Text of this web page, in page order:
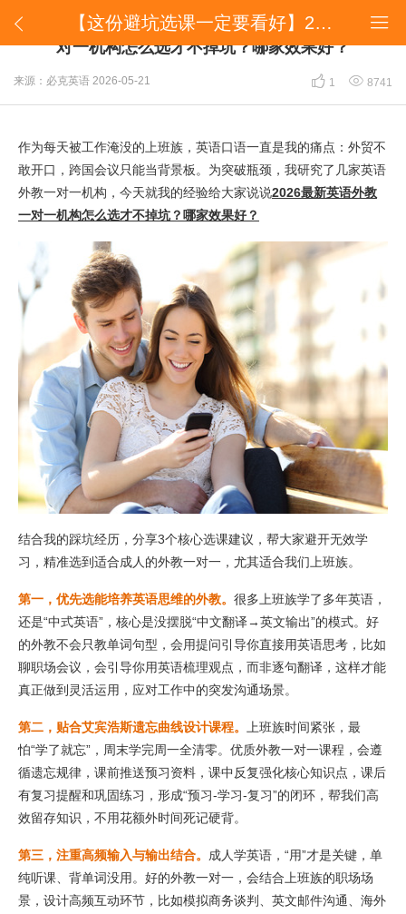
 
【这份避坑选课一定要看好】2026最新英语外教一对一机构怎么选才不掉坑？哪家效果好？
【这份避坑选课一定要看好】2026最新英语外教一
对一机构怎么选才不掉坑？哪家效果好？
来源：必克英语 2026-05-21  1  8741
作为每天被工作淹没的上班族，英语口语一直是我的痛点：外贸不
敢开口，跨国会议只能当背景板。为突破瓶颈，我研究了几家英语
外教一对一机构，今天就我的经验给大家说说2026最新英语外教
一对一机构怎么选才不掉坑？哪家效果好？
结合我的踩坑经历，分享3个核心选课建议，帮大家避开无效学
习，精准选到适合成人的外教一对一，尤其适合我们上班族。
第一，优先选能培养英语思维的外教。 很多上班族学了多年英语，
还是“中式英语”，核心是没摆脱“中文翻译→英文输出”的模式。好
的外教不会只教单词句型，会用提问引导你直接用英语思考，比如
聊职场会议，会引导你用英语梳理观点，而非逐句翻译，这样才能
真正做到灵活运用，应对工作中的突发沟通场景。
第二，贴合艾宾浩斯遗忘曲线设计课程。
上班族时间紧张，最
怕“学了就忘”，周末学完周一全清零。优质外教一对一课程，会遵
循遗忘规律，课前推送预习资料，课中反复强化核心知识点，课后
有复习提醒和巩固练习，形成“预习-学习-复习”的闭环，帮我们高
效留存知识，不用花额外时间死记硬背。
第三，注重高频输入与输出结合。 成人学英语，“用”才是关键，单
纯听课、背单词没用。好的外教一对一，会结合上班族的职场场
景，设计高频互动环节，比如模拟商务谈判、英文邮件沟通、海外